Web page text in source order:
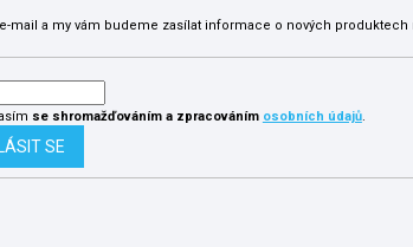
mail a my vám budeme zasílat informace o nových produktech
se shromažďováníma zpracováním osobních údajů.
SE